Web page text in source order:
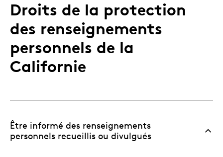
Droits de la protection
des renseignements
personnels de la
Californie
Être informé des renseignements
personnels recueillis ou divulgués